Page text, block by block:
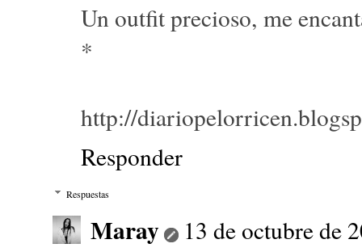
Un outfit precioso, me
*
http://
Responder
Respuestas
Maray
13 de octubre de